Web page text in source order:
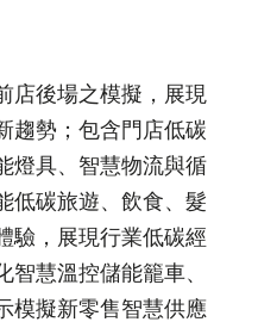
店後場之模擬，展現
趨勢；包含門店低碳
燈具、智慧物流與循
低碳旅遊、飲食、髮
驗，展現行業低碳經
慧溫控儲能籠車、
模擬新零售智慧供應